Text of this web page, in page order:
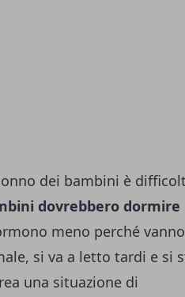
dei bambini è
dovrebbero dormire
meno perché
si va a letto tardi e si
una situazione di